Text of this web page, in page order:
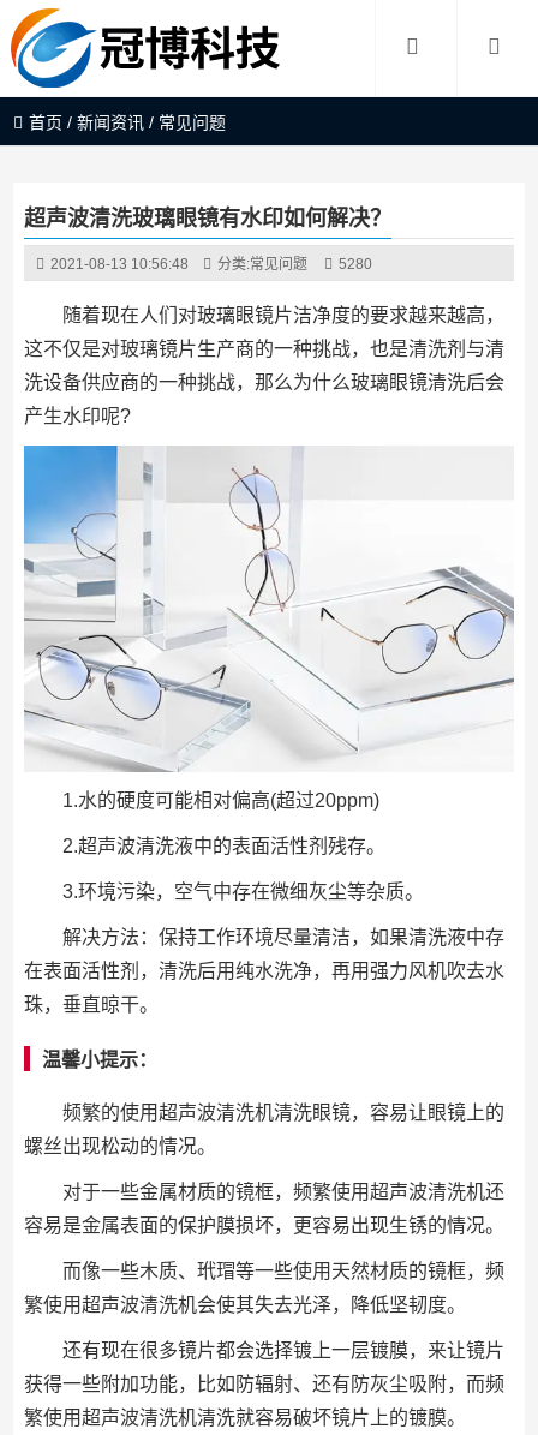
首页 /新闻资讯 / 常见问题
超声波清洗玻璃眼镜有水印如何解决？
2021-08-13 10:56:48 分类:常见问题 5280
随着现在人们对玻璃眼镜片洁净度的要求越来越高，
这不仅是对玻璃镜片生产商的一种挑战，也是清洗剂与清
洗设备供应商的一种挑战，那么为什么玻璃眼镜清洗后会
产生水印呢?
1.水的硬度可能相对偏高(超过20ppm)
2.超声波清洗液中的表面活性剂残存。
3.环境污染，空气中存在微细灰尘等杂质。
解决方法：保持工作环境尽量清洁，如果清洗液中存
在表面活性剂，清洗后用纯水洗净，再用强力风机吹去水
珠，垂直晾干。
温馨小提示：
频繁的使用超声波清洗机清洗眼镜，容易让眼镜上的
螺丝出现松动的情况。
对于一些金属材质的镜框，频繁使用超声波清洗机还
容易是金属表面的保护膜损坏，更容易出现生锈的情况。
而像一些木质、玳瑁等一些使用天然材质的镜框，频
繁使用超声波清洗机会使其失去光泽，降低坚韧度。
还有现在很多镜片都会选择镀上一层镀膜，来让镜片
获得一些附加功能，比如防辐射、还有防灰尘吸附，而频
繁使用超声波清洗机清洗就容易破坏镜片上的镀膜。